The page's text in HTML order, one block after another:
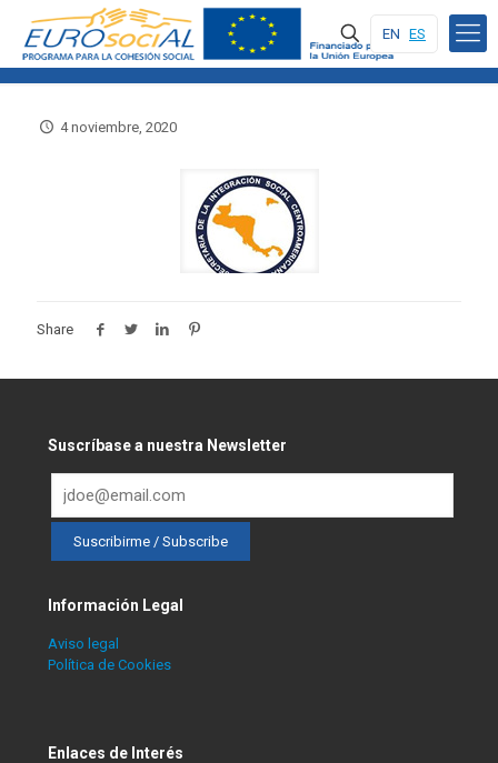
EN ES
4 noviembre, 2020
Share
Suscríbase a nuestra Newsletter
Información Legal
Aviso legal
Política de Cookies
Enlaces de Interés